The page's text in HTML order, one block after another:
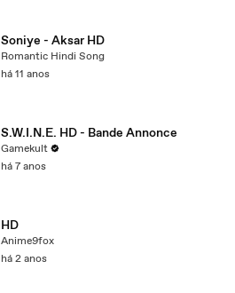
Soniye - Aksar HD
Romantic Hindi Song
há 11 anos
S.W.I.N.E. HD - Bande Annonce
Gamekult
há 7 anos
HD
Anime9fox
há 2 anos